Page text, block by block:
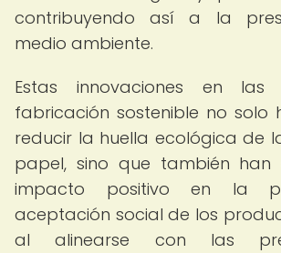
contribuyendo así a la
medio ambiente.
Estas innovaciones en las
fabricación sostenible no solo
reducir la huella ecológica de
papel, sino que también han
impacto positivo en la
aceptación social de los
al alinearse con las